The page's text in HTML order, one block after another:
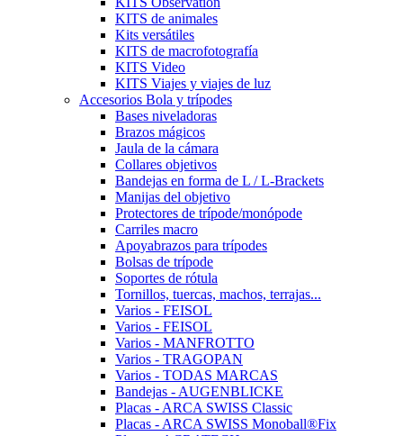
KITS de animales
Kits versátiles
KITS de macrofotografía
KITS Video
KITS Viajes y viajes de luz
Accesorios Bola y trípodes
Bases niveladoras
Brazos mágicos
Jaula de la cámara
Collares objetivos
Bandejas en forma de L / L-Brackets
Manijas del objetivo
Protectores de trípode/monópode
Carriles macro
Apoyabrazos para trípodes
Bolsas de trípode
Soportes de rótula
Tornillos, tuercas, machos, terrajas...
Varios - FEISOL
Varios - FEISOL
Varios - MANFROTTO
Varios - TRAGOPAN
Varios - TODAS MARCAS
Bandejas - AUGENBLICKE
Placas - ARCA SWISS Classic
Placas - ARCA SWISS Monoball®Fix